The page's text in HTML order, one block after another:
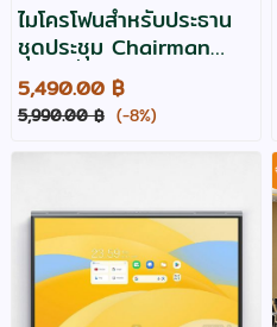
ไมโครโฟนสำหรับประธาน
ชุดประชุม Chairman
unit ยี่ห้อ Razr รุ่น TC-
50C
5,490.00 ฿
5,990.00 ฿ (-8%)